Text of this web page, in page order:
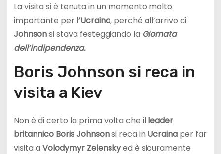
La visita si è tenuta in un momento molto
importante per l’Ucraina, perché all’arrivo di
Johnsonsi stava festeggiando la Giornata
dell’indipendenza.
Boris Johnson si reca in
visita a Kiev
Non è di certo la prima volta che il leader
britannico Boris Johnsonsi reca in Ucrainaper far
visita a Volodymyr Zelenskyed è sicuramente